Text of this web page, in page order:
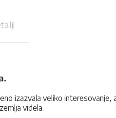
izazvala veliko
videla.